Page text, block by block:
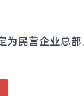
为民营企业总